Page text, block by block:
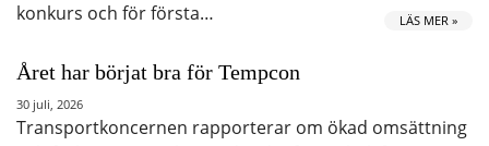
konkurs och för första…
LÄS MER »
Året har börjat bra för Tempcon
30 juli, 2026
Transportkoncernen rapporterar om ökad omsättning